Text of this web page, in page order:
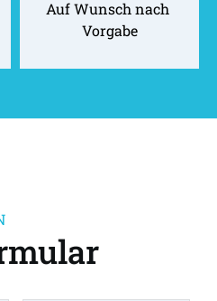
Auf Wunsch nach
Vorgabe